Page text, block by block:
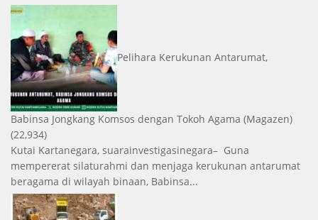
Pelihara Kerukunan Antarumat,
Babinsa Jongkang Komsos dengan Tokoh Agama (Magazen)
(22,934)
Kutai Kartanegara, suarainvestigasinegara– Guna
mempererat silaturahmi dan menjaga kerukunan antarumat
beragama di wilayah binaan, Babinsa...